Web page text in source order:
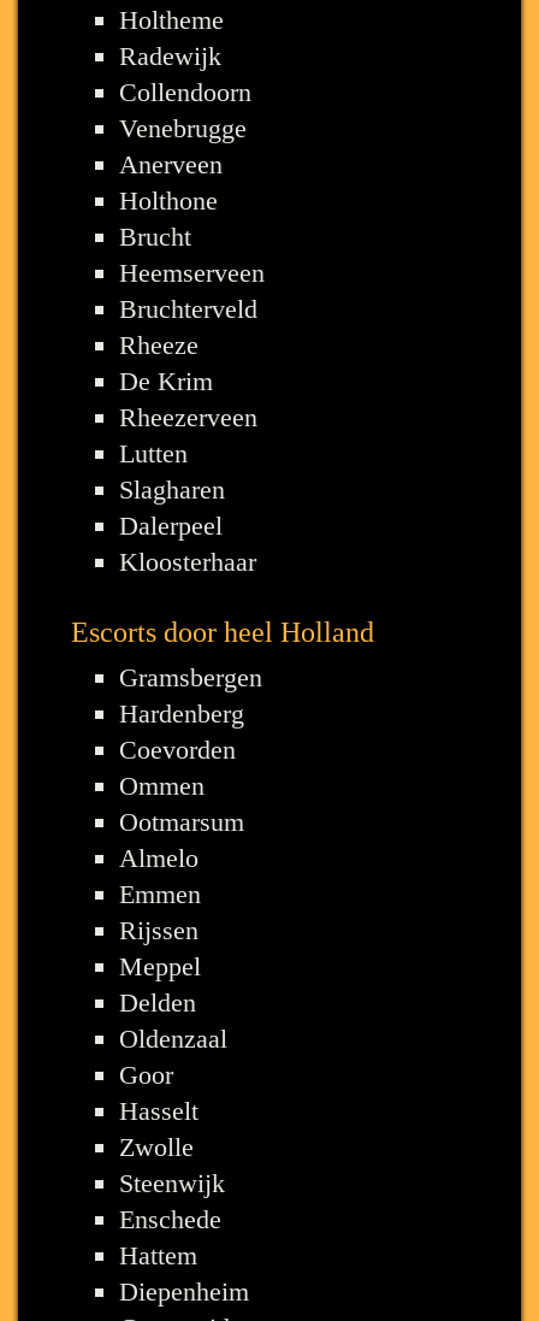
Holtheme
Radewijk
Collendoorn
Venebrugge
Anerveen
Holthone
Brucht
Heemserveen
Bruchterveld
Rheeze
De Krim
Rheezerveen
Lutten
Slagharen
Dalerpeel
Kloosterhaar
Escorts door heel Holland
Gramsbergen
Hardenberg
Coevorden
Ommen
Ootmarsum
Almelo
Emmen
Rijssen
Meppel
Delden
Oldenzaal
Goor
Hasselt
Zwolle
Steenwijk
Enschede
Hattem
Diepenheim